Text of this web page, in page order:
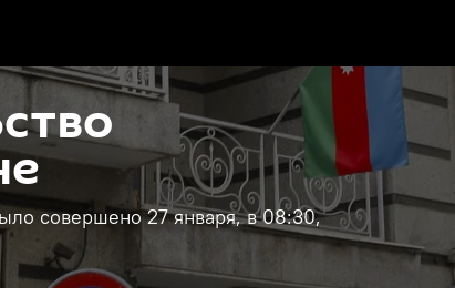
совершено 27 января, в 08:30,